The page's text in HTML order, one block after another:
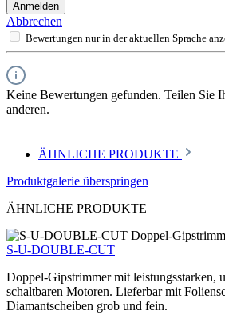
Anmelden
Abbrechen
Bewertungen nur in der aktuellen Sprache
Keine Bewertungen gefunden. Teilen Sie
anderen.
ÄHNLICHE PRODUKTE
Produktgalerie überspringen
ÄHNLICHE PRODUKTE
S-U-DOUBLE-CUT
Doppel-Gipstrimmer mit leistungsstarken,
schaltbaren Motoren. Lieferbar mit
Diamantscheiben grob und fein.